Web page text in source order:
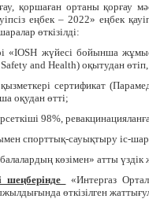
қоршаған ортаны қорғау
еңбек – 2022» еңбек
өткізілді:
«IOSH жүйесі бойынша
and Health) оқытудан
сертификат
оқудан өтті;
98%,
спорттық-сауықтыру іс-
көзімен» атты
шеңберінде
«Интергаз
өткізілген